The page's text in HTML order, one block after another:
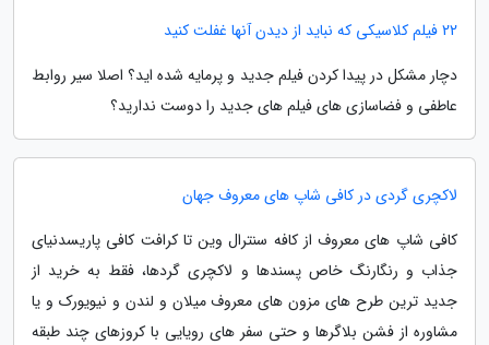
22 فیلم کلاسیکی که نباید از دیدن آنها غفلت کنید
دچار مشکل در پیدا کردن فیلم جدید و پرمایه شده اید؟ اصلا سیر روابط
عاطفی و فضاسازی های فیلم های جدید را دوست ندارید؟
لاکچری گردی در کافی شاپ های معروف جهان
کافی شاپ های معروف از کافه سنترال وین تا کرافت کافی پاریسدنیای
جذاب و رنگارنگ خاص پسندها و لاکچری گردها، فقط به خرید از
جدید ترین طرح های مزون های معروف میلان و لندن و نیویورک و یا
مشاوره از فشن بلاگرها و حتی سفر های رویایی با کروزهای چند طبقه